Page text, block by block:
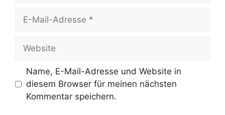
Mail-
Name, E-Mail-Adresse und Website in
diesem Browser für meinen nächsten
Kommentar speichern.